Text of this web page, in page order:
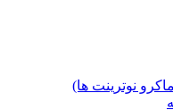
ها)